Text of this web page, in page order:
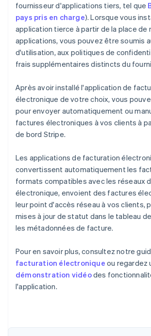
fournisseur d'applications tiers, tel que
pays pris en charge). Lorsque vous
application tierce à partir de la place de
applications, vous pouvez être soumis
d'utilisation, aux politiques de
frais supplémentaires distincts du
Après avoir installé l'application de
électronique de votre choix, vous
pour envoyer automatiquement ou
factures électroniques à vos clients à
de bord Stripe.
Les applications de facturation
convertissent automatiquement les
formats compatibles avec les réseaux
électronique, envoient des factures
leur point d'accès réseau à vos clients,
mises à jour de statut dans le tableau
les métadonnées de facture.
Pour en savoir plus, consultez notre
facturation électronique ou regardez
démonstration vidéodes
l'application.
Australie